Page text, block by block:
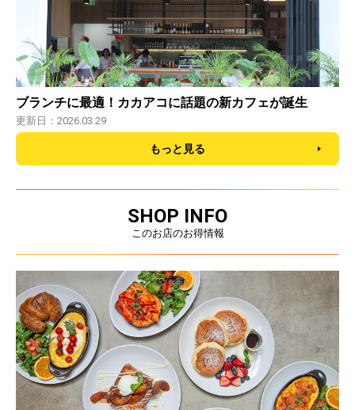
ブランチに最適！カカアコに話題の新カフェが誕生
更新日：2026.03.29
もっと見る
SHOP INFO
このお店のお得情報